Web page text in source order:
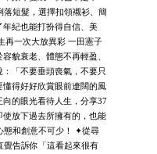
短髮，選擇扣領襯衫、簡
紀也能打扮得自信、美
再一次大放異彩 一田憲子
貌衰老、體態不再輕盈、
「不要垂頭喪氣，不要只
得好好欣賞眼前遼闊的風
的眼光看待人生，分享37
放下過去所擁有的，也能
態和創意不可少！ ✦從尋
告訴你「這看起來很有